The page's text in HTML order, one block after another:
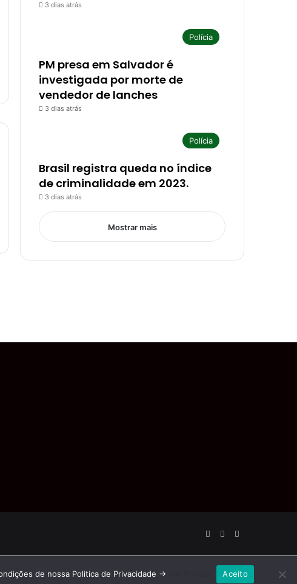
3 dias atrás
Polícia
PM presa em Salvador é
investigada por morte de
vendedor de lanches
3 dias atrás
Polícia
Brasil registra queda no índice
de criminalidade em 2023.
3 dias atrás
Mostrar mais
FacebookYouTube
de nossa Politica de Privacidade -> Aceito